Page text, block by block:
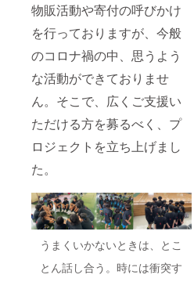
物販活動や寄付の呼びかけ
を行っておりますが、今般
のコロナ禍の中、思うよう
な活動ができておりませ
ん。そこで、広くご支援い
ただける方を募るべく、プ
ロジェクトを立ち上げまし
た。
うまくいかないときは、とこ
とん話し合う。時には衝突す